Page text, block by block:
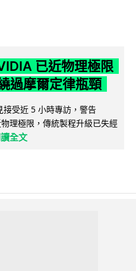
已近物理極限
過摩爾定律瓶頸
受近 5 小時專訪，警告
理極限，傳統製程升級已失經
全文